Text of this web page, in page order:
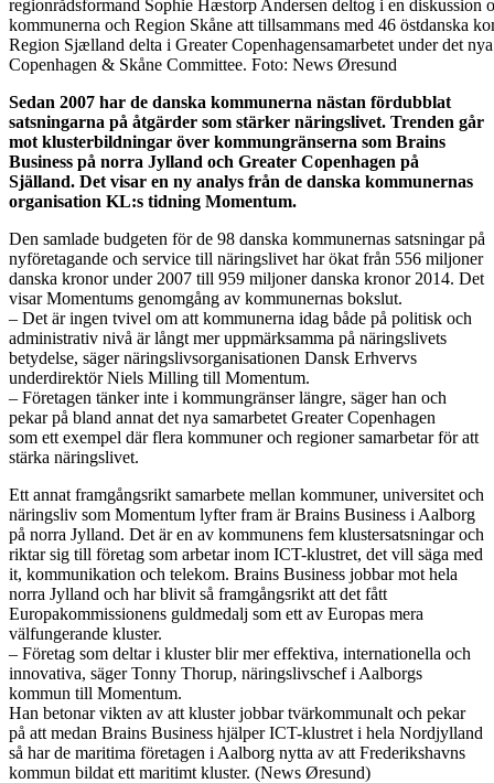
regionrådsformand Sophie Hæstorp Andersen deltog i en diskussion
kommunerna och Region Skåne att tillsammans med 46 östdanska
Region Sjælland delta i Greater Copenhagensamarbetet under det
Copenhagen & Skåne Committee. Foto: News Øresund
Sedan 2007 har de danska kommunerna nästan fördubblat
satsningarna på åtgärder som stärker näringslivet. Trenden går
mot klusterbildningar över kommungränserna som Brains
Business på norra Jylland och Greater Copenhagen på
Själland. Det visar en ny analys från de danska kommunernas
organisation KL:s tidning Momentum.
Den samlade budgeten för de 98 danska kommunernas satsningar på
nyföretagande och service till näringslivet har ökat från 556 miljoner
danska kronor under 2007 till 959 miljoner danska kronor 2014. Det
visar Momentums genomgång av kommunernas bokslut.
– Det är ingen tvivel om att kommunerna idag både på politisk och
administrativ nivå är långt mer uppmärksamma på näringslivets
betydelse, säger näringslivsorganisationen Dansk Erhvervs
underdirektör Niels Milling till Momentum.
– Företagen tänker inte i kommungränser längre, säger han och
pekar på bland annat det nya samarbetet Greater Copenhagen
som ett exempel där flera kommuner och regioner samarbetar för att
stärka näringslivet.
Ett annat framgångsrikt samarbete mellan kommuner, universitet och
näringsliv som Momentum lyfter fram är Brains Business i Aalborg
på norra Jylland. Det är en av kommunens fem klustersatsningar och
riktar sig till företag som arbetar inom ICT-klustret, det vill säga med
it, kommunikation och telekom. Brains Business jobbar mot hela
norra Jylland och har blivit så framgångsrikt att det fått
Europakommissionens guldmedalj som ett av Europas mera
välfungerande kluster.
– Företag som deltar i kluster blir mer effektiva, internationella och
innovativa, säger Tonny Thorup, näringslivschef i Aalborgs
kommun till Momentum.
Han betonar vikten av att kluster jobbar tvärkommunalt och pekar
på att medan Brains Business hjälper ICT-klustret i hela Nordjylland
så har de maritima företagen i Aalborg nytta av att Frederikshavns
kommun bildat ett maritimt kluster. (News Øresund)